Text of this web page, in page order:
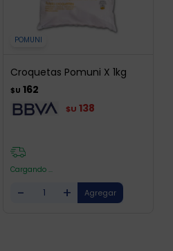
POMUNI
Croquetas Pomuni X 1kg
$U 162
$U 138
Cargando ...
- +